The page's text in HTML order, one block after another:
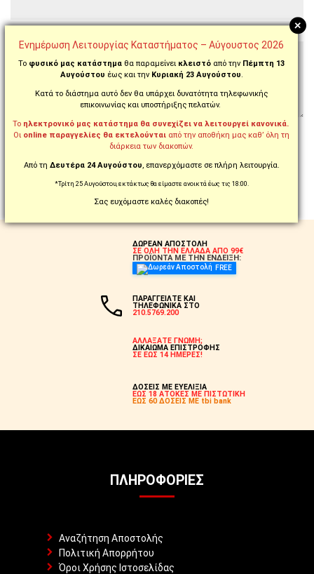
Σημείωση:Παρακαλούμε όχι greeklish
ΣΥΝΈΧΕΙΑ
ΔΩΡΕΑΝ ΑΠΟΣΤΟΛΗ
ΣΕ ΟΛΗ ΤΗΝ ΕΛΛΑΔΑ ΑΠΟ 99€
ΠΡΟΪΟΝΤΑ ΜΕ ΤΗΝ ΕΝΔΕΙΞΗ:
FREE
ΠΑΡΑΓΓΕΙΛΤΕ ΚΑΙ
ΤΗΛΕΦΩΝΙΚΑ ΣΤΟ
210.5769.200
ΑΛΛΑΞΑΤΕ ΓΝΩΜΗ;
ΔΙΚΑΙΩΜΑ ΕΠΙΣΤΡΟΦΗΣ
ΣΕ ΕΩΣ 14 ΗΜΕΡΕΣ!
ΔΟΣΕΙΣ ΜΕ ΕΥΕΛΙΞΙΑ
ΕΩΣ 18 ΑΤΟΚΕΣ ΜΕ ΠΙΣΤΩΤΙΚΗ
ΕΩΣ 60 ΔΟΣΕΙΣ ΜΕ tbi bank
ΠΛΗΡΟΦΟΡΊΕΣ
Αναζήτηση Αποστολής
Πολιτική Απορρήτου
Όροι Χρήσης Ιστοσελίδας
+
Ενημέρωση Λειτουργίας Καταστήματος – Αύγουστος 2026
Το φυσικό μας κατάστημα θα παραμείνει κλειστό από την Πέμπτη 13
Αυγούστου έως και τηνΚυριακή 23 Αυγούστου.
Κατά το διάστημα αυτό δεν θα υπάρχει δυνατότητα τηλεφωνικής
επικοινωνίας και υποστήριξης πελατών.
Το ηλεκτρονικό μας κατάστημα θα συνεχίζει να λειτουργεί κανονικά.
Οι online παραγγελίες θα εκτελούνται από την αποθήκη μας καθ’ όλη τη
διάρκεια των διακοπών.
Από τη Δευτέρα 24 Αυγούστου, επανερχόμαστε σε πλήρη λειτουργία.
*Τρίτη 25 Αυγούστου, εκτάκτως θα είμαστε ανοικτά έως τις 18:00.
Σας ευχόμαστε καλές διακοπές!